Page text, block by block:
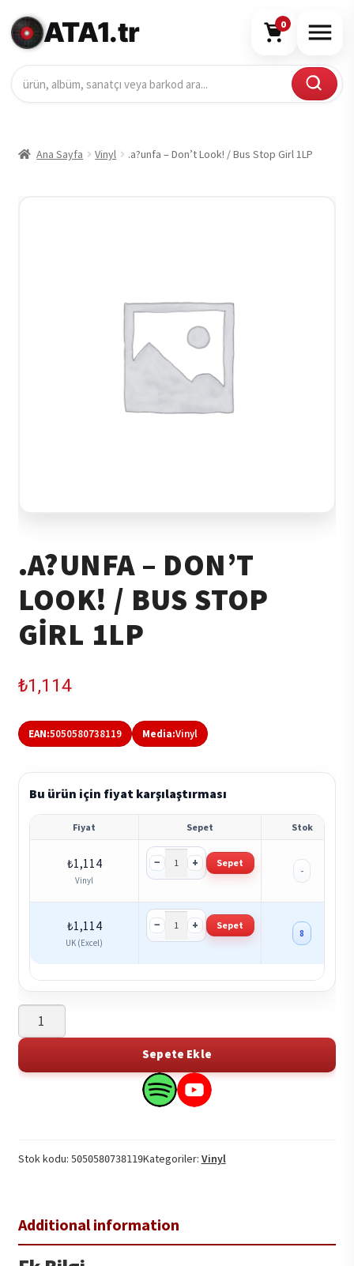
ATA1.tr 0
Ana Sayfa Vinyl .a?unfa – Don’t Look! / Bus Stop Girl 1LP
.A?UNFA – DON’T
LOOK! / BUS STOP
GIRL 1LP
₺1,114
EAN:5050580738119 Media:Vinyl
Bu ürün için fiyat karşılaştırması
Fiyat Sepet Stok
₺1,114
Vinyl
− + Sepet
-
₺1,114
UK (Excel)
− + Sepet
8
unfa
Don't
Stop
Sepete Ekle
Search
on
Search
on
Stok kodu: 5050580738119Kategoriler: Vinyl